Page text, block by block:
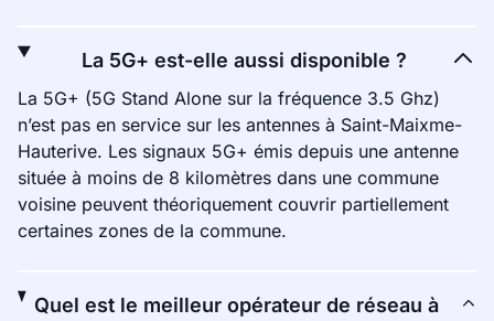
La 5G+ est-elle aussi disponible ?
La 5G+ (5G Stand Alone sur la fréquence 3.5 Ghz)
n’est pas en service sur les antennes à Saint-Maixme-
Hauterive. Les signaux 5G+ émis depuis une antenne
située à moins de 8 kilomètres dans une commune
voisine peuvent théoriquement couvrir partiellement
certaines zones de la commune.
Quel est le meilleur opérateur de réseau à